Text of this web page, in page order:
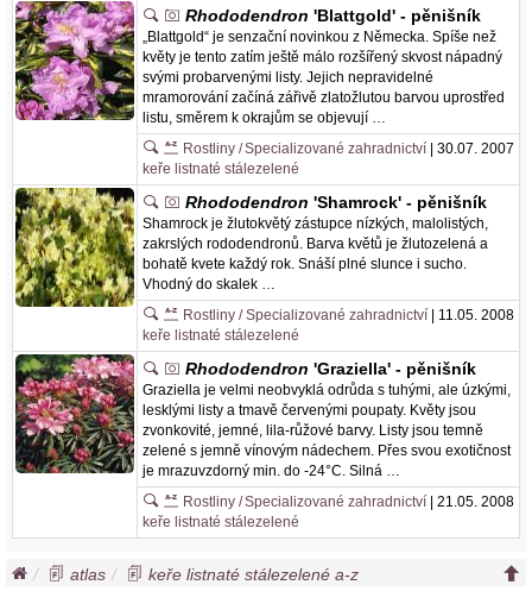
Rhododendron 'Blattgold' - pěnišník
„Blattgold“ je senzační novinkou z Německa. Spíše než
květy je tento zatím ještě málo rozšířený skvost nápadný
svými probarvenými listy. Jejich nepravidelné
mramorování začíná zářivě zlatožlutou barvou uprostřed
listu, směrem k okrajům se objevují …
Specializované zahradnictví | 30.07. 2007
Rostliny /
keře listnaté stálezelené
Rhododendron 'Shamrock' - pěnišník
Shamrock je žlutokvětý zástupce nízkých, malolistých,
zakrslých rododendronů. Barva květů je žlutozelená a
bohatě kvete každý rok. Snáší plné slunce i sucho.
Vhodný do skalek …
Specializované zahradnictví | 11.05. 2008
Rostliny /
keře listnaté stálezelené
Rhododendron 'Graziella' - pěnišník
Graziella je velmi neobvyklá odrůda s tuhými, ale úzkými,
lesklými listy a tmavě červenými poupaty. Květy jsou
zvonkovité, jemné, lila-růžové barvy. Listy jsou temně
zelené s jemně vínovým nádechem. Přes svou exotičnost
je mrazuvzdorný min. do -24°C. Silná …
Specializované zahradnictví | 21.05. 2008
Rostliny /
keře listnaté stálezelené
atlas
keře listnaté stálezelené a-z